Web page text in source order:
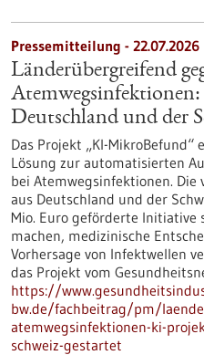
Pressemitteilung - 22.07.2026
Länderübergreifend
Deutschland und der
Das Projekt „KI-
Lösung zur automatisierten
bei Atemwegsinfektionen.
aus Deutschland und der
Mio. Euro geförderte
machen, medizinische
Vorhersage von Infektwellen
das Projekt vom
https://
bw.de/fachbeitrag/pm/
atemwegsinfektionen-ki-
schweiz-gestartet